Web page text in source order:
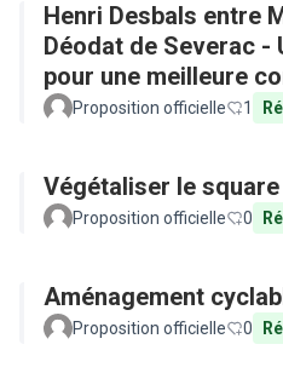
Henri Desbals entre
Déodat de Severac -
pour une meilleure
Proposition officielle 1
Végétaliser le
Proposition officielle 0
Aménagement
Proposition officielle 0